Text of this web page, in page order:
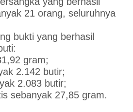
21 orang, seluruhnya
bukti yang berhasil
gram;
2.142 butir;
2.083 butir;
sebanyak 27,85 gram.